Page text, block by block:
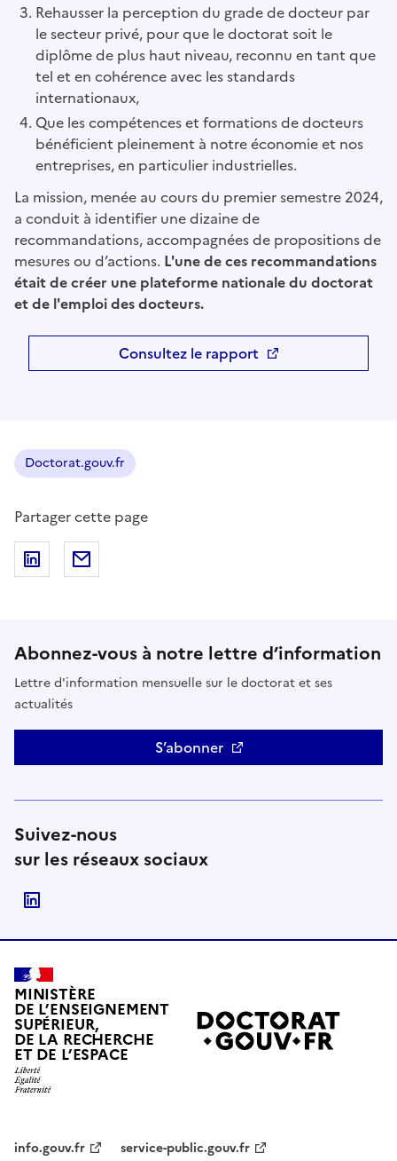
Rehausser la perception du grade de docteur par
le secteur privé, pour que le doctorat soit le
diplôme de plus haut niveau, reconnu en tant que
tel et en cohérence avec les standards
internationaux,
Que les compétences et formations de docteurs
bénéficient pleinement à notre économie et nos
entreprises, en particulier industrielles.
La mission, menée au cours du premier semestre 2024,
a conduit à identifier une dizaine de
recommandations, accompagnées de propositions de
mesures ou d’actions. L'une de ces recommandations
était de créer une plateforme nationale du doctorat
et de l'emploi des docteurs.
Consultez le rapportOuvre une nouvelle fenêtre
Doctorat.gouv.fr
Partager cette page
Partager sur LinkedIn
Abonnez-vous à notre lettre d’information
Lettre d'information mensuelle sur le doctorat et ses
actualités
S’abonner
Suivez-nous
sur les réseaux sociaux
MINISTÈRE
DE L’ENSEIGNEMENT
SUPÉRIEUR,
DE LA RECHERCHE
ET DE L’ESPACE
info.gouv.fr service-public.gouv.fr